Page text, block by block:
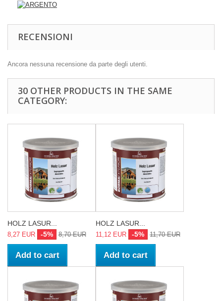
RECENSIONI
Ancora nessuna recensione da parte degli utenti.
30 OTHER PRODUCTS IN THE SAME
CATEGORY:
HOLZ LASUR...
8,27 EUR -5% 8,70 EUR
Add to cart
HOLZ LASUR...
11,12 EUR -5% 11,70 EUR
Add to cart